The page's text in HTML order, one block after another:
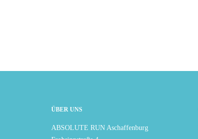
ÜBER UNS
ABSOLUTE RUN Aschaffenburg